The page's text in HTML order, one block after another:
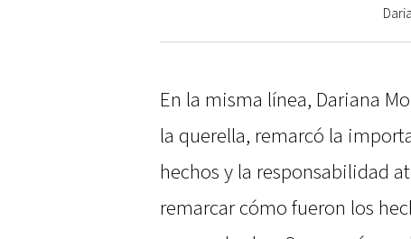
En la misma línea, Dariana
la querella, remarcó la
hechos y la responsabilidad
remarcar cómo fueron los